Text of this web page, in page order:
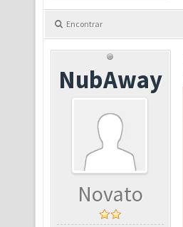
Encontrar
NubAway
Novato